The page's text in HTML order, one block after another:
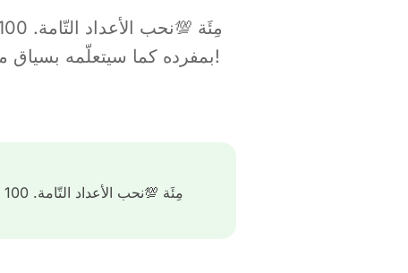
بمفرده كما سيتعلّمه بسياق مع غيره من الأحرف. لننطلق مع مزيد من المحتوى في أمل، يزداد في بداية كل أسبوع!